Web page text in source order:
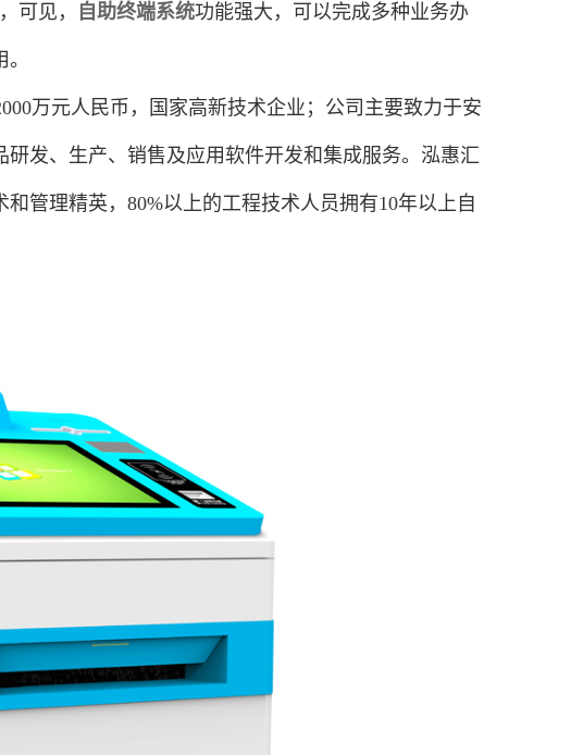
可见， 自助终端系统功能强大，可以完成多种业务办
万元人民币，国家高新技术企业；公司主要致力于安
研发、生产、销售及应用软件开发和集成服务。泓惠汇
管理精英，80%以上的工程技术人员拥有10年以上自